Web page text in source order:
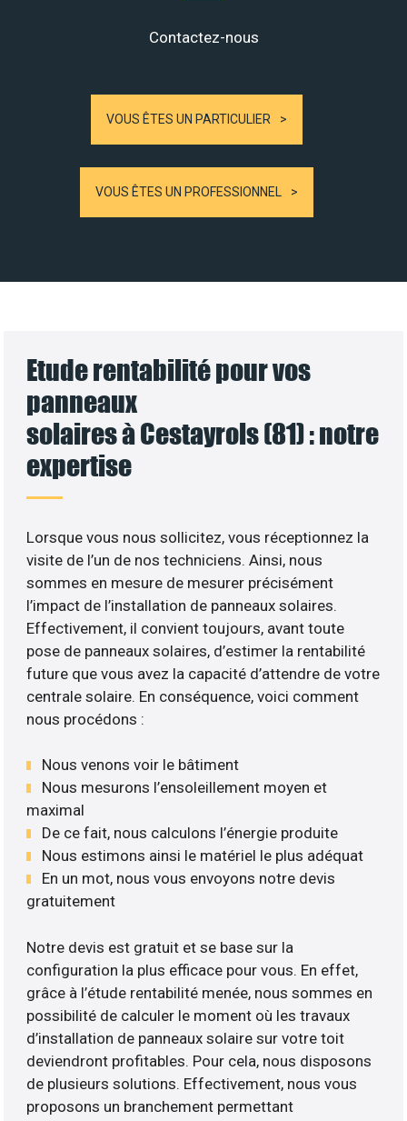
Contactez-nous
VOUS ÊTES UN PARTICULIER
VOUS ÊTES UN PROFESSIONNEL
Etude rentabilité pour vos
panneaux
solaires à Cestayrols (81) : notre
expertise
Lorsque vous nous sollicitez, vous réceptionnez la
visite de l’un de nos techniciens. Ainsi, nous
sommes en mesure de mesurer précisément
l’impact de l’installation de panneaux solaires.
Effectivement, il convient toujours, avant toute
pose de panneaux solaires, d’estimer la rentabilité
future que vous avez la capacité d’attendre de votre
centrale solaire. En conséquence, voici comment
nous procédons :
Nous venons voir le bâtiment
Nous mesurons l’ensoleillement moyen et
maximal
De ce fait, nous calculons l’énergie produite
Nous estimons ainsi le matériel le plus adéquat
En un mot, nous vous envoyons notre devis
gratuitement
Notre devis est gratuit et se base sur la
configuration la plus efficace pour vous. En effet,
grâce à l’étude rentabilité menée, nous sommes en
possibilité de calculer le moment où les travaux
d’installation de panneaux solaire sur votre toit
deviendront profitables. Pour cela, nous disposons
de plusieurs solutions. Effectivement, nous vous
proposons un branchement permettant